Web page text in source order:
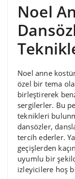
Noel
Noel anne
özel bir tema
birleştirerek
sergilerler. Bu
teknikleri
dansözler,
tercih ederler.
geçişlerden
uyumlu bir
izleyicilere hoş